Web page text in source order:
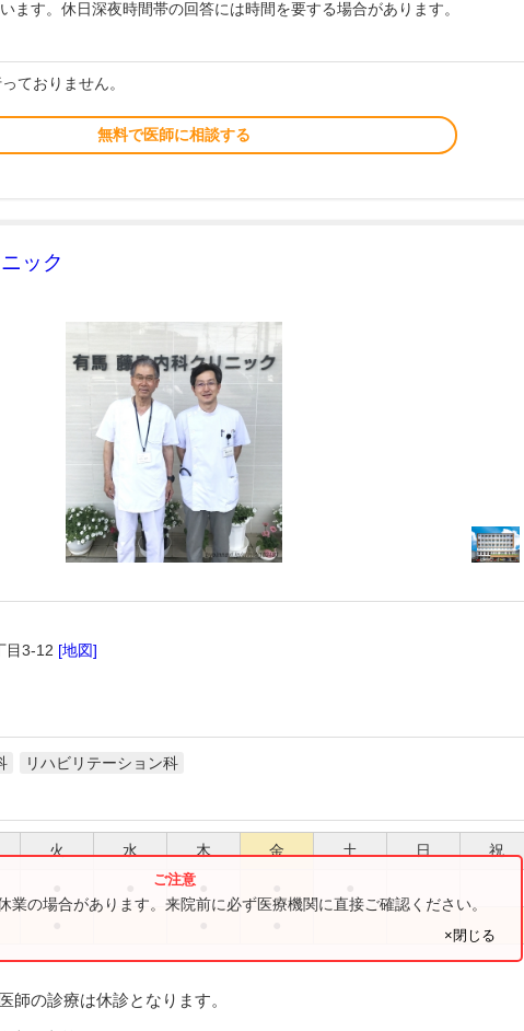
ます。休日深夜時間帯の回答には時間を要する場合があります。
ておりません。
無料で医師に相談する
ック
目3-12 [地図]
リハビリテーション科
火 水 木 金 土 日 祝
業の場合があります。来院前に必ず医療機関に直接ご確認ください。
×閉じる
師の診療は休診となります。